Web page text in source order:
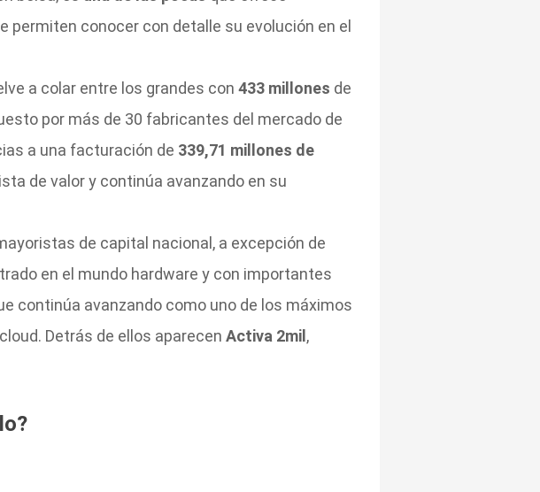
permiten conocer con detalle su evolución en el
a colar entre los grandes con 433 millones de
por más de 30 fabricantes del mercado de
a una facturación de 339,71 millones de
de valor y continúa avanzando en su
de capital nacional, a excepción de
en el mundo hardware y con importantes
continúa avanzando como uno de los máximos
Detrás de ellos aparecen Activa 2mil,